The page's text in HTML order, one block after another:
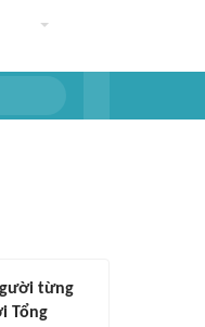
từng
Tổng